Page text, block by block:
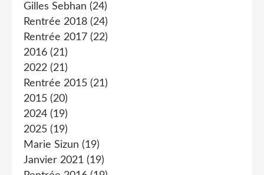
Gilles Sebhan (24)
Rentrée 2018 (24)
Rentrée 2017 (22)
2016 (21)
2022 (21)
Rentrée 2015 (21)
2015 (20)
2024 (19)
2025 (19)
Marie Sizun (19)
Janvier 2021 (19)